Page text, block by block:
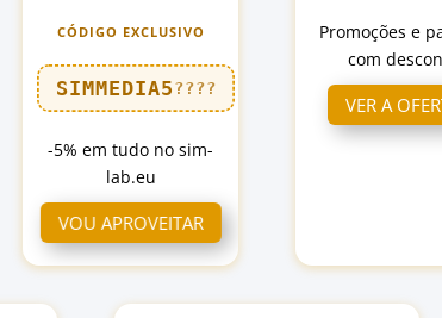
CÓDIGO EXCLUSIVO
SIMMEDIA5????
-5% em tudo no sim-
lab.eu
VOU APROVEITAR
Promoções e
com
VER A